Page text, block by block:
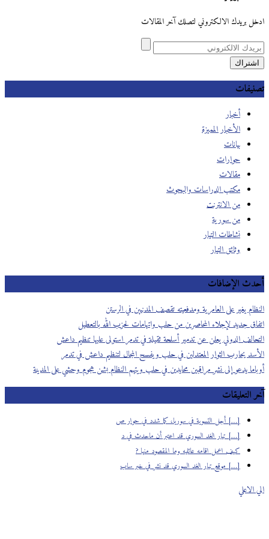
ادخل بريدك الالكتروني لتصلك آخر المقالات
تصنيفات
أخبار
الأخبار المميزة
بيانات
حوارات
مقالات
مكتب الدراسات والبحوث
من الانترنت
من سورية
نشاطات التيار
وثائق التيار
أحدث الإضافات
النظام يغير على العامرية ومدفعيته تقصف المدنيين في الرستن
اتفاق جديد لإجلاء المحاصرين من حلب واتهامات لحزب الله بالتعطيل
التحالف الدولي يعلن عن تدمير أسلحة ثقيلة في تدمر استولى عليها تنظيم داعش
الأسد يحارب الثوار المعتدلين في حلب ويفسح المجال لتنظيم داعش في تدمر
أوباما يدعو إلى نشر مراقبين محايدين في حلب ويتهم النظام بشن هجوم وحشي على المدينة
آخر التعليقات
[…] أجل التسوية في سوريا، كما شدد في حوار ص
[…] تيار الغد السوري قد اعتبر أن ماحدث في د
كيف اعمل اقامه عائليه وما المقصود منها ?
[…] موقع تيار الغد السوري قد نشر في خبر ساب
الي الاعلي